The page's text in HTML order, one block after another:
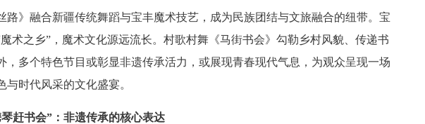
》融合新疆传统舞蹈与宝丰魔术技艺，成为民族团结与文旅融合的纽带。宝
术之乡”，魔术文化源远流长。村歌村舞《马街书会》勾勒乡村风貌、传递书
，多个特色节目或彰显非遗传承活力，或展现青春现代气息，为观众呈现一场
与时代风采的文化盛宴。
赶书会”：非遗传承的核心表达